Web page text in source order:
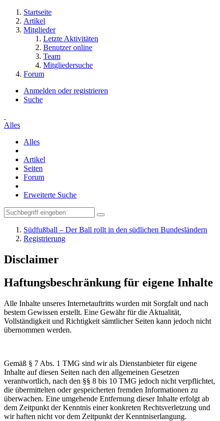
Startseite
Artikel
Mitglieder
Letzte Aktivitäten
Benutzer online
Team
Mitgliedersuche
Forum
Anmelden oder registrieren
Suche
Alles
Alles
Artikel
Seiten
Forum
Erweiterte Suche
Südfußball – Der Ball rollt in den südlichen Bundesländern
Registrierung
Disclaimer
Haftungsbeschränkung für eigene Inhalte
Alle Inhalte unseres Internetauftritts wurden mit Sorgfalt und nach
bestem Gewissen erstellt. Eine Gewähr für die Aktualität,
Vollständigkeit und Richtigkeit sämtlicher Seiten kann jedoch nicht
übernommen werden.
Gemäß § 7 Abs. 1 TMG sind wir als Dienstanbieter für eigene
Inhalte auf diesen Seiten nach den allgemeinen Gesetzen
verantwortlich, nach den §§ 8 bis 10 TMG jedoch nicht verpflichtet,
die übermittelten oder gespeicherten fremden Informationen zu
überwachen. Eine umgehende Entfernung dieser Inhalte erfolgt ab
dem Zeitpunkt der Kenntnis einer konkreten Rechtsverletzung und
wir haften nicht vor dem Zeitpunkt der Kenntniserlangung.